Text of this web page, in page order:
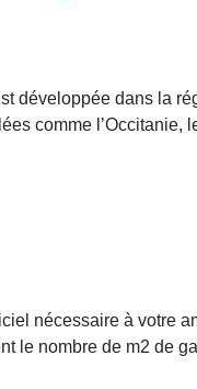
développée dans la
comme l’Occitanie,
nécessaire à votre
le nombre de m2 de